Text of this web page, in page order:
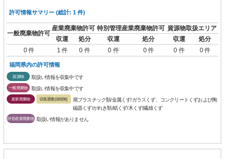
許可情報サマリー (総計: 1 件)
一般廃棄物許可
産業廃棄物許可 特別管理産業廃棄物許可 資源物取扱エリア
収運
処分 収運 処分 収運
処分
0 件
1 件 0 件 0 件 0 件 0 件 0 件
福岡県内の許可情報
資源物 取扱い情報を収集中です
一般廃棄物 取扱い情報を収集中です
産業廃棄物 収集運搬(保積無)
廃プラスチック類/金属くず/ガラスくず、コンクリートくずおよび陶
磁器くず/がれき類/紙くず/木くず/繊維くず
特管産業廃棄物 取扱い情報がありません